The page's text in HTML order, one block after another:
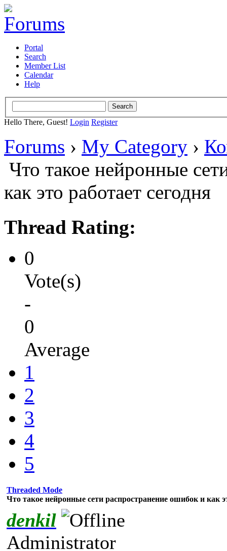
Portal
Search
Member List
Calendar
Help
Hello There, Guest! Login Register
Forums › My Category ›
Что такое нейронные
как это работает сегодня
Thread Rating:
0
Vote(s)
-
0
Average
1
2
3
4
5
Threaded Mode
Что такое нейронные сети распространение ошибок и как
denkil
Administrator